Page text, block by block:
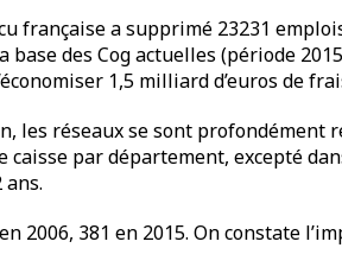
française a supprimé 23231
des Cog actuelles (période
1,5 milliard d’euros de
les réseaux se sont profondément
caisse par département, excepté
ans.
2006, 381 en 2015. On constate